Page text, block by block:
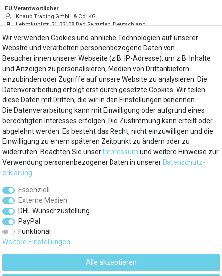
EU Verantwortlicher
Knaub Trading GmbH & Co. KG
Lehmkuhlstr. 21, 32108 Bad Salzuflen, Deutschland
052223643413
Hersteller
Filtronix
Mein Konto
Über uns
Besuchen Sie auch
Service
Marken
Zahlungsarten
Wir verwenden Cookies und ähnliche Technologien auf unserer
Website und verarbeiten personenbezogene Daten von
Besucher:innen unserer Webseite (z.B. IP-Adresse), um z.B. Inhalte
und Anzeigen zu personalisieren, Medien von Drittanbietern
einzubinden oder Zugriffe auf unsere Website zu analysieren. Die
Datenverarbeitung erfolgt erst durch gesetzte Cookies. Wir teilen
diese Daten mit Dritten, die wir in den Einstellungen benennen.
Die Datenverarbeitung kann mit Einwilligung oder aufgrund eines
berechtigten Interesses erfolgen. Die Zustimmung kann erteilt oder
abgelehnt werden. Es besteht das Recht, nicht einzuwilligen und die
Einwilligung zu einem späteren Zeitpunkt zu ändern oder zu
widerrufen. Beachten Sie unser Impressum und weitere Hinweise zur
Verwendung personenbezogener Daten in unserer Daten­schutz­
erklärung
Essenziell
Externe Medien
DHL Wunschzustellung
PayPal
Funktional
Weitere Einstellungen
Alle akzeptieren